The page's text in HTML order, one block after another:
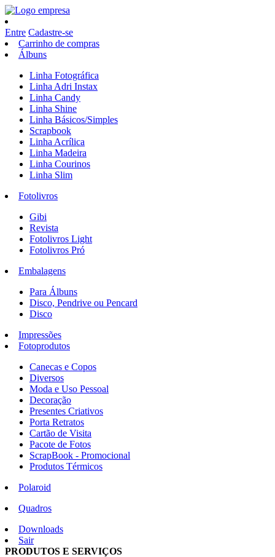
Entre Cadastre-se
Carrinho de compras
Álbuns
Linha Fotográfica
Linha Adri Instax
Linha Candy
Linha Shine
Linha Básicos/Simples
Scrapbook
Linha Acrílica
Linha Madeira
Linha Courinos
Linha Slim
Fotolivros
Gibi
Revista
Fotolivros Light
Fotolivros Pró
Embalagens
Para Álbuns
Disco, Pendrive ou Pencard
Disco
Impressões
Fotoprodutos
Canecas e Copos
Diversos
Moda e Uso Pessoal
Decoração
Presentes Criativos
Porta Retratos
Cartão de Visita
Pacote de Fotos
ScrapBook - Promocional
Produtos Térmicos
Polaroid
Quadros
Downloads
Sair
PRODUTOS E SERVIÇOS